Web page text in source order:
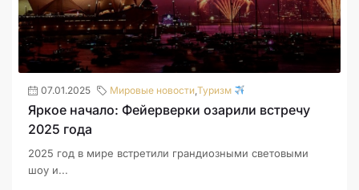
07.01.2025 Мировые новости Туризм
Яркое начало: Фейерверки озарили встречу
2025 года
2025 год в мире встретили грандиозными световыми
шоу и...